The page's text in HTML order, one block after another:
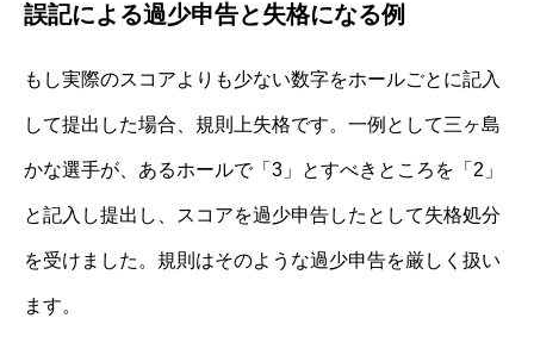
誤記による過少申告と失格になる例
もし実際のスコアよりも少ない数字をホールごとに記入
して提出した場合、規則上失格です。一例として三ヶ島
かな選手が、あるホールで「3」とすべきところを「2」
と記入し提出し、スコアを過少申告したとして失格処分
を受けました。規則はそのような過少申告を厳しく扱い
ます。